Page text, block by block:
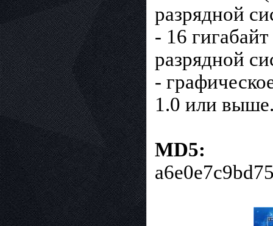
разрядной
- 16
разрядной
-
1.0 или
MD5: